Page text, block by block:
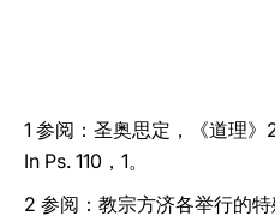
1 参阅：圣奥思定，《道理
In Ps. 110，1。
2 参阅：教宗方济各举行的